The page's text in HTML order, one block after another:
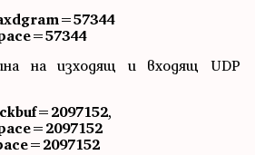
на изходящ и входящ UDP
,